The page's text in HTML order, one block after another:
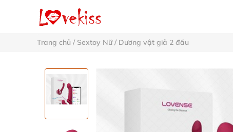
Trang chủ / Sextoy Nữ/ Dương vật giả 2 đầu